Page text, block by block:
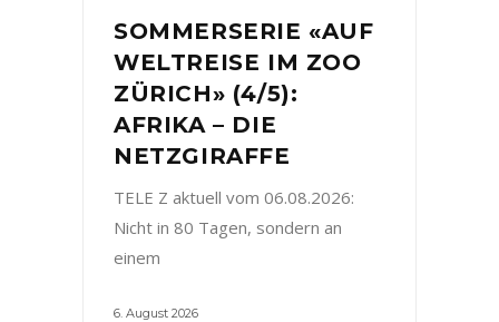
SOMMERSERIE «AUF
WELTREISE IM ZOO
ZÜRICH» (4/5):
AFRIKA – DIE
NETZGIRAFFE
TELE Z aktuell vom 06.08.2026:
Nicht in 80 Tagen, sondern an
einem
6. August 2026